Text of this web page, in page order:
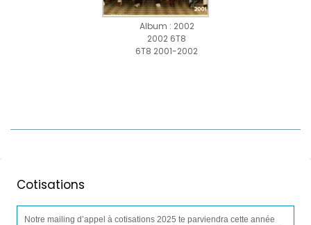
Album : 2002
2002 6T8
6T8 2001-2002
Cotisations
Notre mailing d’appel à cotisations 2025 te parviendra cette année